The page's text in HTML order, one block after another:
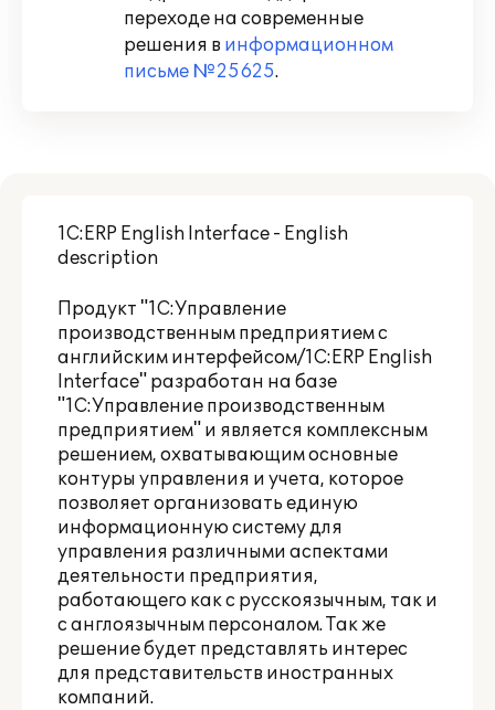
переходе на современные
решения в информационном
письме №25625.
1C:ERP English Interface - English
description
Продукт "1С:Управление
производственным предприятием с
английским интерфейсом/1C:ERP English
Interface" разработан на базе
"1С:Управление производственным
предприятием" и является комплексным
решением, охватывающим основные
контуры управления и учета, которое
позволяет организовать единую
информационную систему для
управления различными аспектами
деятельности предприятия,
работающего как с русскоязычным, так и
с англоязычным персоналом. Так же
решение будет представлять интерес
для представительств иностранных
компаний.